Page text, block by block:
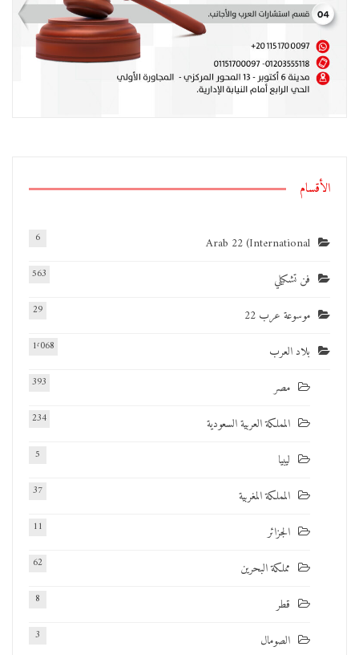
الأقسام
Arab 22 (International
6
فن تشكيلي 563
موسوعة عرب 22 29
بلاد العرب 1٬068
مصر 393
المملكة العربية السعودية 234
ليبيا 5
المملكة المغربية 37
الجزائر 11
مملكة البحرين 62
قطر 8
الصومال 3